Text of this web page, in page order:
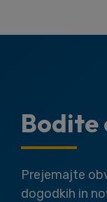
Bodite
Prejemajte
dogodkih in